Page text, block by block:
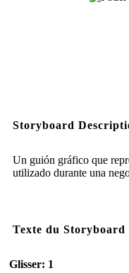
Storyboard
Un guión gráfico que
utilizado durante una
Texte du Storyboard
Glisser: 1